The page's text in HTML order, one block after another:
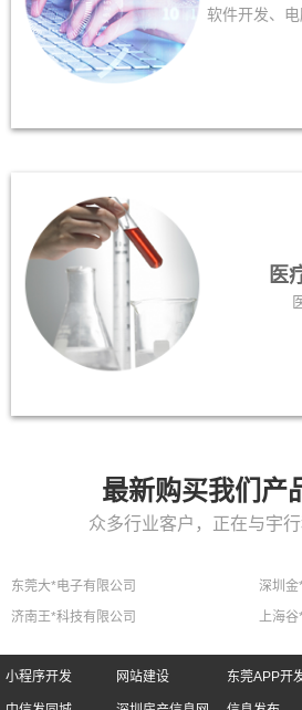
软件开发、
医
最新购买我们产
众多行业客户，正在与宇
东莞大*电子有限公司
深圳金
济南王*科技有限公司
上海
小程序开发 网站建设 东莞APP开